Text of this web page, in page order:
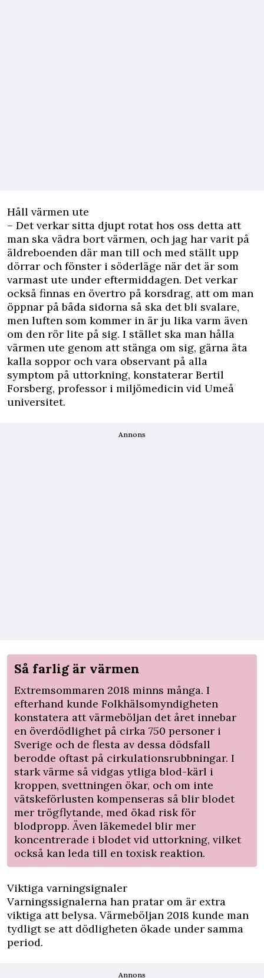
Håll värmen ute
– Det verkar sitta djupt rotat hos oss detta att
man ska vädra bort värmen, och jag har varit på
äldreboenden där man till och med ställt upp
dörrar och fönster i söderläge när det är som
varmast ute under eftermiddagen. Det verkar
också finnas en övertro på korsdrag, att om man
öppnar på båda sidorna så ska det bli svalare,
men luften som kommer in är ju lika varm även
om den rör lite på sig. I stället ska man hålla
värmen ute genom att stänga om sig, gärna äta
kalla soppor och vara observant på alla
symptom på uttorkning, konstaterar Bertil
Forsberg, professor i miljömedicin vid Umeå
universitet.
Annons
Så farlig är värmen
Extremsommaren 2018 minns många. I
efterhand kunde Folkhälsomyndigheten
konstatera att värmeböljan det året innebar
en överdödlighet på cirka 750 personer i
Sverige och de flesta av dessa dödsfall
berodde oftast på cirkulationsrubbningar. I
stark värme så vidgas ytliga blod-kärl i
kroppen, svettningen ökar, och om inte
vätskeförlusten kompenseras så blir blodet
mer trögflytande, med ökad risk för
blodpropp. Även läkemedel blir mer
koncentrerade i blodet vid uttorkning, vilket
också kan leda till en toxisk reaktion.
Viktiga varningsignaler
Varningssignalerna han pratar om är extra
viktiga att belysa. Värmeböljan 2018 kunde man
tydligt se att dödligheten ökade under samma
period.
Annons